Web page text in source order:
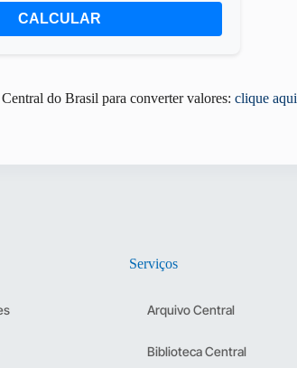
CALCULAR
do Brasil para converter valores: clique aqui
Serviços
Arquivo Central
Biblioteca Central